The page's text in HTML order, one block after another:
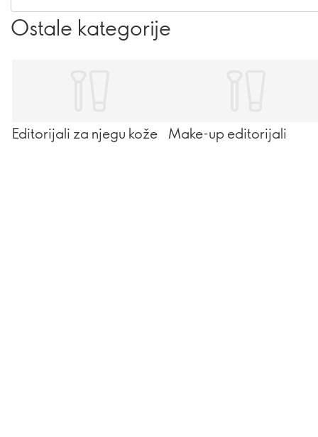
pravi trenutak opuštanja i uživanja.
Ostale kategorije
Editorijali za njegu kože Make-up editorijali